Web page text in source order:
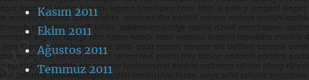
Kasım 2011
Ekim 2011
Ağustos 2011
Temmuz 2011